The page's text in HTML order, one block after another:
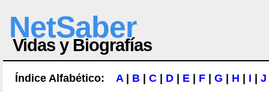
NetSaber
Vidas y Biografías
Índice Alfabético: A| B C D E F G H I J